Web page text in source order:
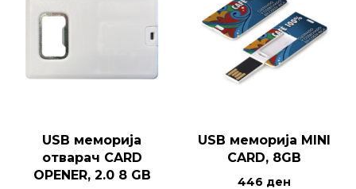
USB меморија
отварач CARD
OPENER, 2.0 8 GB
USB меморија MINI
CARD, 8GB
446 ден